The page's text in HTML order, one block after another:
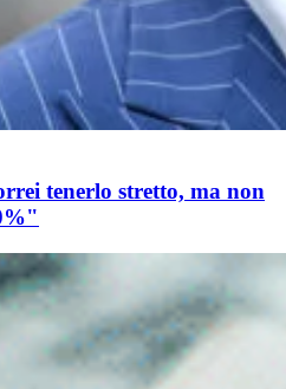
tenerlo stretto, ma non